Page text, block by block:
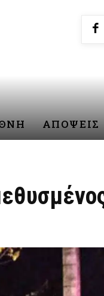
ΑΠΟΨΕΙΣ